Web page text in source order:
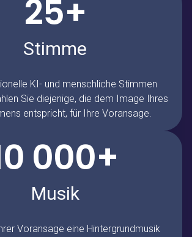
25+
Stimme
KI- und menschliche Stimmen
Sie diejenige, die dem Image Ihres
entspricht, für Ihre Voransage.
000+
Musik
Voransage eine Hintergrundmusik